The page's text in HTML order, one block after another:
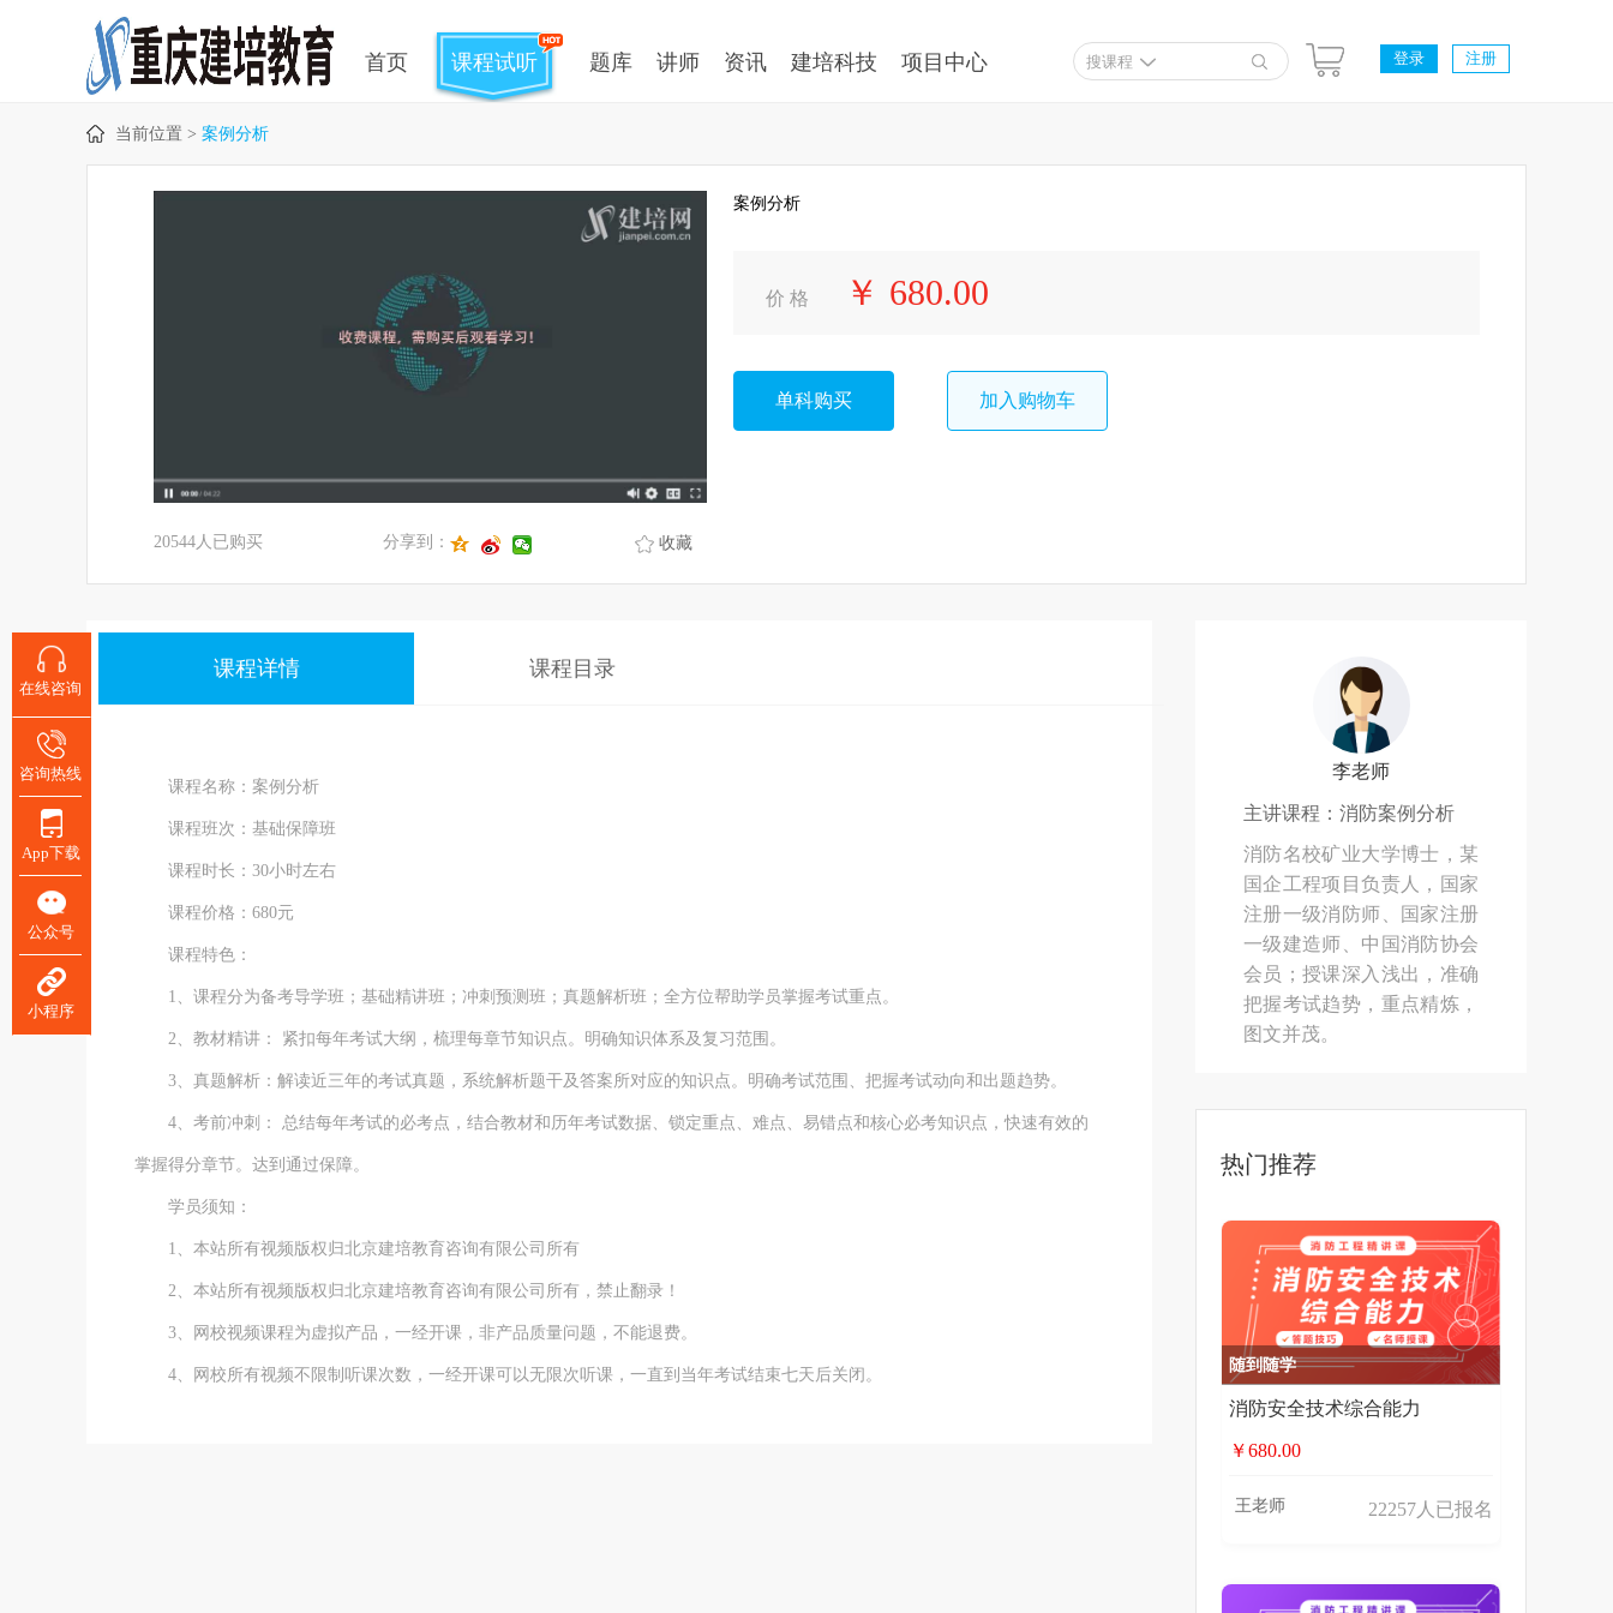
首页 课程试听 题库 讲师 资讯 建培科技 项目中心 搜课程 登录 注册
当前位置 > 案例分析
20544人已购买 收藏
分享到：
案例分析
价 格 ￥ 680.00
单科购买 加入购物车
课程详情 课程目录
课程名称：案例分析
课程班次：基础保障班
课程时长：30小时左右
课程价格：680元
课程特色：
1、课程分为备考导学班；基础精讲班；冲刺预测班；真题解析班；全方位帮助学员掌握考试重点。
2、教材精讲： 紧扣每年考试大纲，梳理每章节知识点。明确知识体系及复习范围。
3、真题解析：解读近三年的考试真题，系统解析题干及答案所对应的知识点。明确考试范围、把握考试动向和出题趋势。
4、考前冲刺： 总结每年考试的必考点，结合教材和历年考试数据、锁定重点、难点、易错点和核心必考知识点，快速有效的
掌握得分章节。达到通过保障。
学员须知：
1、本站所有视频版权归北京建培教育咨询有限公司所有
2、本站所有视频版权归北京建培教育咨询有限公司所有，禁止翻录！
3、网校视频课程为虚拟产品，一经开课，非产品质量问题，不能退费。
4、网校所有视频不限制听课次数，一经开课可以无限次听课，一直到当年考试结束七天后关闭。
李老师
主讲课程：消防案例分析
消防名校矿业大学博士，某
国企工程项目负责人，国家
注册一级消防师、国家注册
一级建造师、中国消防协会
会员；授课深入浅出，准确
把握考试趋势，重点精炼，
图文并茂。
热门推荐
随到随学
消防安全技术综合能力
￥680.00
王老师 22257人已报名
在线咨询
咨询热线
App下载
公众号
小程序